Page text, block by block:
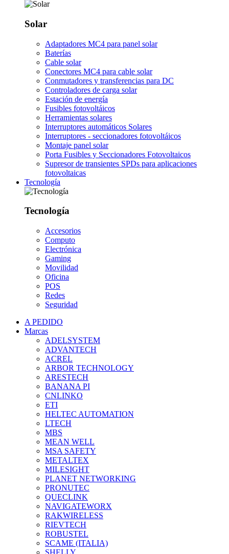
Solar
Adaptadores MC4 para panel solar
Baterías
Cable solar
Conectores MC4 para cable solar
Conmutadores y transferencias para DC
Controladores de carga solar
Estación de energía
Fusibles fotovoltáicos
Herramientas solares
Interruptores automáticos Solares
Interruptores - seccionadores fotovoltáicos
Montaje panel solar
Porta Fusibles y Seccionadores Fotovoltaicos
Supresor de transientes SPDs para aplicaciones
fotovoltaicas
Tecnología
Tecnología
Accesorios
Computo
Electrónica
Gaming
Movilidad
Oficina
POS
Redes
Seguridad
A PEDIDO
Marcas
ADELSYSTEM
ADVANTECH
ACREL
ARBOR TECHNOLOGY
ARESTECH
BANANA PI
CNLINKO
ETI
HELTEC AUTOMATION
LTECH
MBS
MEAN WELL
MSA SAFETY
METALTEX
MILESIGHT
PLANET NETWORKING
PRONUTEC
QUECLINK
NAVIGATEWORX
RAKWIRELESS
RIEVTECH
ROBUSTEL
SCAME (ITALIA)
SHELLY